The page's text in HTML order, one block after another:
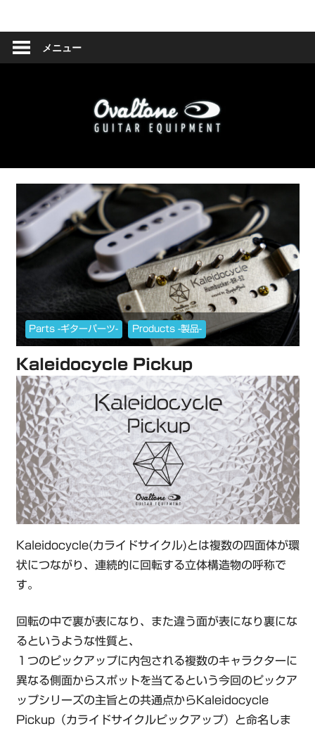
ン
Ovaltone
-
handmade
effect
メニュー
Parts -ギターパーツ- Products -製品-
Kaleidocycle Pickup
Kaleidocycle(カライドサイクル)とは複数の四面体が環
状につながり、連続的に回転する立体構造物の呼称で
す。
回転の中で裏が表になり、また違う面が表になり裏にな
るというような性質と、
１つのピックアップに内包される複数のキャラクターに
異なる側面からスポットを当てるという今回のピックア
ップシリーズの主旨との共通点からKaleidocycle
Pickup（カライドサイクルピックアップ）と命名しま